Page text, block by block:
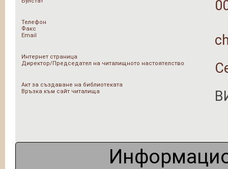
Телефон
Факс
Email
Интернет страница
Директор/Председател на читалищното настоятелство
Акт за създаване на библиотеката
Връзка към сайт читалища